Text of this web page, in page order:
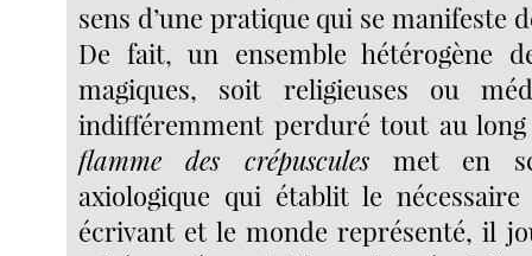
sens d’une pratique qui se manifeste
De fait, un ensemble hétérogène
magiques, soit religieuses ou
indifféremment perduré tout au
flamme des crépusculesmet en
axiologique qui établit le
écrivant et le monde représenté, il